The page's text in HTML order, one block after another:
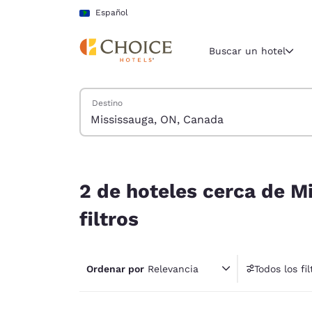
Pasar A Contenido Principal
Español
Región y
América
América
América
Buscar un hotel
Buscar hoteles
Destino
2 de hoteles cerca de
filtros
Ordenar por Relevancia Todos los
1